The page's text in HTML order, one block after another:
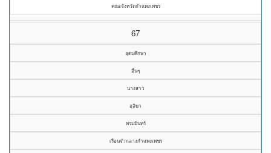
คณะจังหวัดกำแพงเพชร
67
อุดมศึกษา
อื่นๆ
นางสาว
อลิษา
พรมมินทร์
เรือนจำกลางกำแพงเพชร